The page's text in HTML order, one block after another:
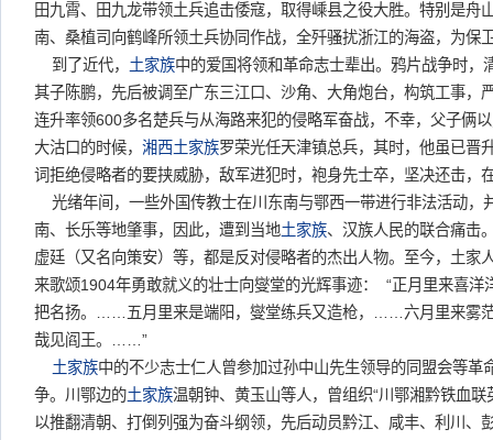
田九霄、田九龙带领土兵追击倭寇，取得嵊县之役大胜。特别是舟
南、桑植司向鹤峰所领土兵协同作战，全歼骚扰浙江的海盗，为保
到了近代， 土家族中的爱国将领和革命志士辈出。鸦片战争时，
其子陈鹏，先后被调至广东三江口、沙角、大角炮台，构筑工事，
连升率领600多名楚兵与从海路来犯的侵略军奋战，不幸，父子俩
大沽口的时候， 湘西土家族罗荣光任天津镇总兵，其时，他虽已晋
词拒绝侵略者的要挟威胁，敌军进犯时，袍身先士卒，坚决还击，
光绪年间，一些外国传教士在川东南与鄂西一带进行非法活动，
南、长乐等地肇事，因此，遭到当地土家族、汉族人民的联合痛击
虚廷（又名向策安）等，都是反对侵略者的杰出人物。至今，土家
来歌颂1904年勇敢就义的壮士向燮堂的光辉事迹： “正月里来喜洋
把名扬。……五月里来是端阳，燮堂练兵又造枪，……六月里来雾
哉见阎王。……”
土家族中的不少志士仁人曾参加过孙中山先生领导的同盟会等革
争。川鄂边的土家族温朝钟、黄玉山等人，曾组织“川鄂湘黔铁血联
以推翻清朝、打倒列强为奋斗纲领，先后动员黔江、咸丰、利川、